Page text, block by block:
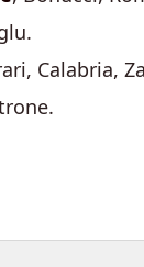
Calabria,